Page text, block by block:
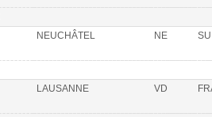
NEUCHÂTEL NE
LAUSANNE VD